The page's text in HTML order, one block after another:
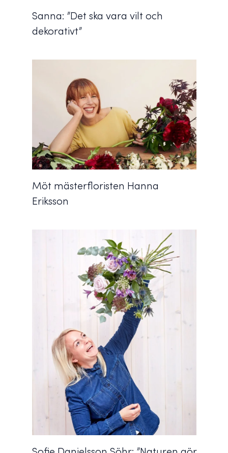
Sanna: ”Det ska vara vilt och
dekorativt”
Möt mästerfloristen Hanna
Eriksson